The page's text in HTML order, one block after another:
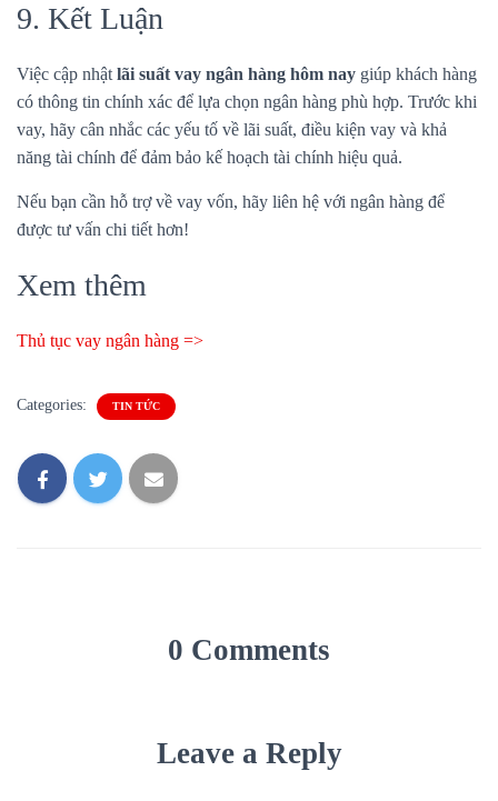
9. Kết Luận
Việc cập nhật lãi suất vay ngân hàng hôm nay giúp khách hàng
có thông tin chính xác để lựa chọn ngân hàng phù hợp. Trước khi
vay, hãy cân nhắc các yếu tố về lãi suất, điều kiện vay và khả
năng tài chính để đảm bảo kế hoạch tài chính hiệu quả.
Nếu bạn cần hỗ trợ về vay vốn, hãy liên hệ với ngân hàng để
được tư vấn chi tiết hơn!
Xem thêm
Thủ tục vay ngân hàng =>
Categories: TIN TỨC
0 Comments
Leave a Reply